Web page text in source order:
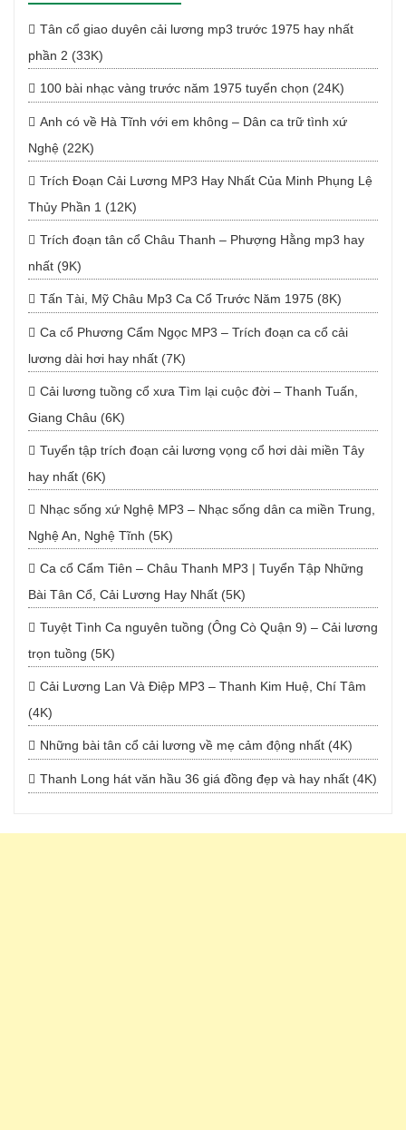
Tân cổ giao duyên cải lương mp3 trước 1975 hay nhất
phần 2 (33K)
100 bài nhạc vàng trước năm 1975 tuyển chọn (24K)
Anh có về Hà Tĩnh với em không – Dân ca trữ tình xứ
Nghệ (22K)
Trích Đoạn Cải Lương MP3 Hay Nhất Của Minh Phụng Lệ
Thủy Phần 1 (12K)
Trích đoạn tân cổ Châu Thanh – Phượng Hằng mp3 hay
nhất (9K)
Tấn Tài, Mỹ Châu Mp3 Ca Cổ Trước Năm 1975 (8K)
Ca cổ Phương Cẩm Ngọc MP3 – Trích đoạn ca cổ cải
lương dài hơi hay nhất (7K)
Cải lương tuồng cổ xưa Tìm lại cuộc đời – Thanh Tuấn,
Giang Châu (6K)
Tuyển tập trích đoạn cải lương vọng cổ hơi dài miền Tây
hay nhất (6K)
Nhạc sống xứ Nghệ MP3 – Nhạc sống dân ca miền Trung,
Nghệ An, Nghệ Tĩnh (5K)
Ca cổ Cẩm Tiên – Châu Thanh MP3 | Tuyển Tập Những
Bài Tân Cổ, Cải Lương Hay Nhất (5K)
Tuyệt Tình Ca nguyên tuồng (Ông Cò Quận 9) – Cải lương
trọn tuồng (5K)
Cải Lương Lan Và Điệp MP3 – Thanh Kim Huệ, Chí Tâm
(4K)
Những bài tân cổ cải lương về mẹ cảm động nhất (4K)
Thanh Long hát văn hầu 36 giá đồng đẹp và hay nhất (4K)